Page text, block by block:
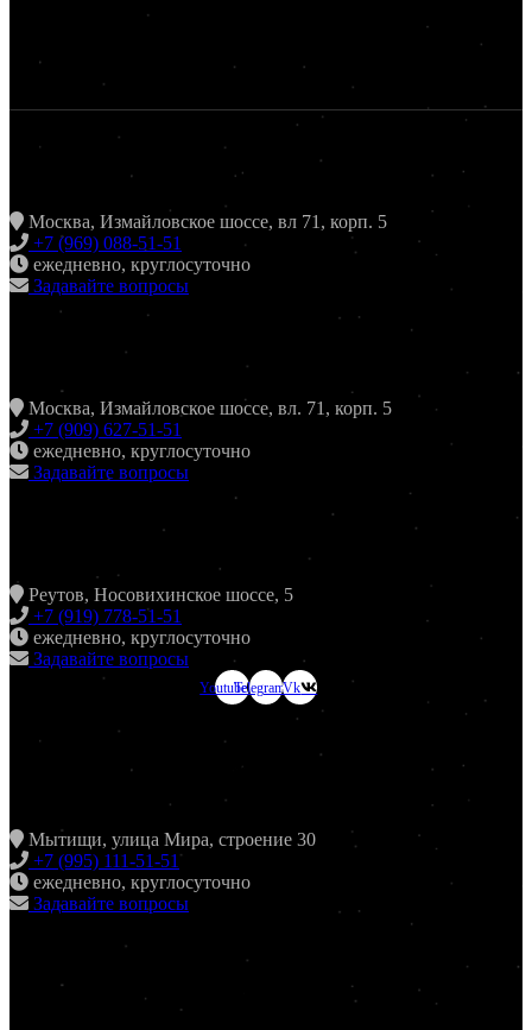
ЖАРИТЬ & ПИТЬ
Москва, Измайловское шоссе, вл 71, корп. 5
+7 (969) 088-51-51
ежедневно, круглосуточно
Задавайте вопросы
ХИНКАЛЬНАЯ24 ИЗМАЙЛОВО
Москва, Измайловское шоссе, вл. 71, корп. 5
+7 (909) 627-51-51
ежедневно, круглосуточно
Задавайте вопросы
Реутов, Носовихинское шоссе, 5
+7 (919) 778-51-51
ежедневно, круглосуточно
Задавайте вопросы
YoutubeTelegramVk
ХИНКАЛЬНАЯ24
Мытищи, улица Мира, строение 30
+7 (995) 111-51-51
ежедневно, круглосуточно
Задавайте вопросы